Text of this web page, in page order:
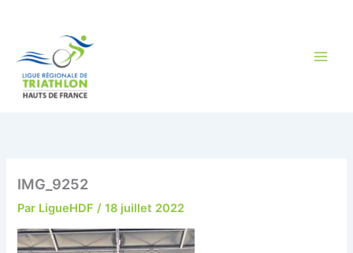
IMG_9252
Par LigueHDF/18 juillet 2022